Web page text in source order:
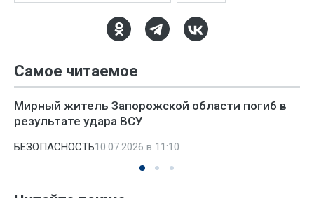
Самое читаемое
Мирный житель Запорожской области погиб в
результате удара ВСУ
БЕЗОПАСНОСТЬ10.07.2026 в 11:10